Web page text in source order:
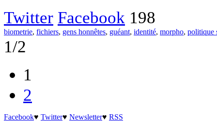
Twitter Facebook 198
biometrie, fichiers, gens honnêtes, guéant, identité, morpho, politique
1/2
1
2
Facebook♥ Twitter♥ Newsletter♥ RSS